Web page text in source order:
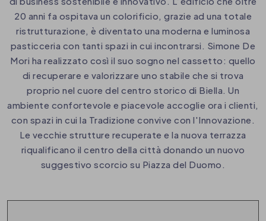
20 anni fa ospitava un colorificio, grazie ad una totale
ristrutturazione, è diventato una moderna e luminosa
pasticceria con tanti spazi in cui incontrarsi. Simone De
Mori ha realizzato così il suo sogno nel cassetto: quello
di recuperare e valorizzare uno stabile che si trova
proprio nel cuore del centro storico di Biella. Un
ambiente confortevole e piacevole accoglie ora i clienti,
con spazi in cui la Tradizione convive con l'Innovazione.
Le vecchie strutture recuperate e la nuova terrazza
riqualificano il centro della città donando un nuovo
suggestivo scorcio su Piazza del Duomo.